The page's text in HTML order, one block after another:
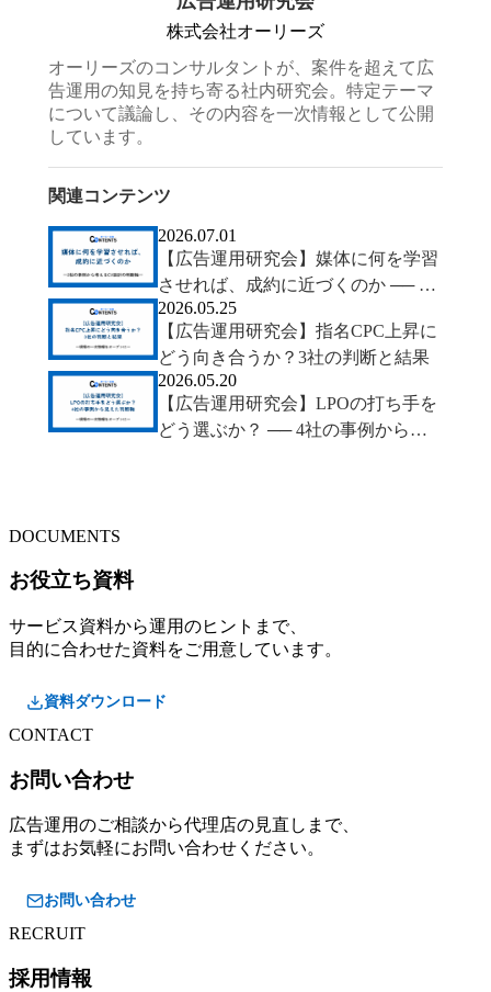
株式会社オーリーズ
オーリーズのコンサルタントが、案件を超えて広
告運用の知見を持ち寄る社内研究会。特定テーマ
について議論し、その内容を一次情報として公開
しています。
関連コンテンツ
2026.07.01
【広告運用研究会】媒体に何を学習
させれば、成約に近づくのか ── 2
社の事例から考えるCV設計の判断
軸
2026.05.25
【広告運用研究会】指名CPC上昇に
どう向き合うか？3社の判断と結果
2026.05.20
【広告運用研究会】LPOの打ち手を
どう選ぶか？ ── 4社の事例から見
DOCUMENTS
お役立ち資料
サービス資料から運用のヒントまで、
目的に合わせた資料をご用意しています。
資料ダウンロード
CONTACT
お問い合わせ
広告運用のご相談から代理店の見直しまで、
まずはお気軽にお問い合わせください。
お問い合わせ
RECRUIT
採用情報